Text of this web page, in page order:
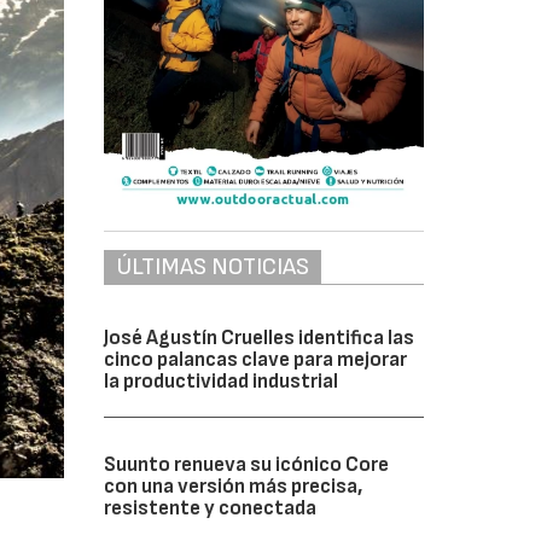
ÚLTIMAS NOTICIAS
José Agustín Cruelles identifica las
cinco palancas clave para mejorar
la productividad industrial
Suunto renueva su icónico Core
con una versión más precisa,
resistente y conectada